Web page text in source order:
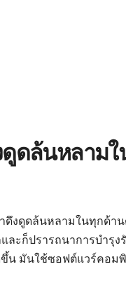
ดล้นหลาม
ดึงดูดล้นหลามในทุกด้
ละก็ปรารถนาการบำรุง
มันใช้ซอฟต์แวร์คอมพิ